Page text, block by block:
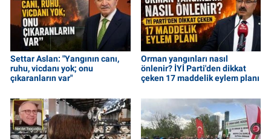
Settar Aslan: "Yangının canı,
ruhu, vicdanı yok; onu
çıkaranların var"
Orman yangınları nasıl
önlenir? İYİ Parti'den dikkat
çeken 17 maddelik eylem planı